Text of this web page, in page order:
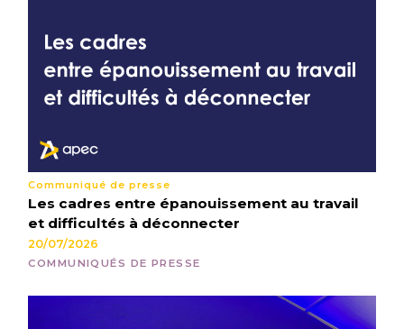
Communiqué de presse
Les cadres entre épanouissement au travail
et difficultés à déconnecter
20/07/2026
COMMUNIQUÉS DE PRESSE